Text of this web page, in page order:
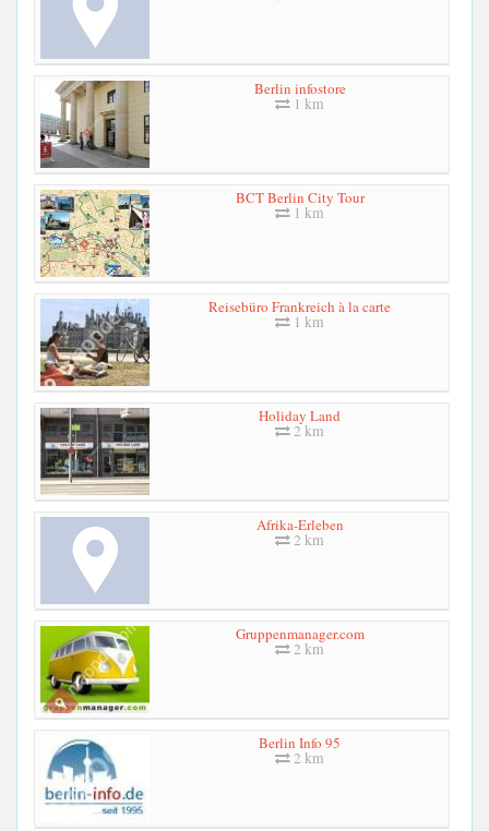
Berlin infostore
1 km
BCT Berlin City Tour
1 km
Reisebüro Frankreich à la carte
1 km
Holiday Land
2 km
Afrika-Erleben
2 km
Gruppenmanager.com
2 km
Berlin Info 95
2 km